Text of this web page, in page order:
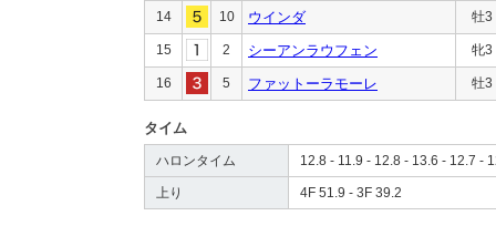
14 10 ウインダ 牡3
15 2 シーアンラウフェン 牝3
16 5 ファットーラモーレ 牡3
タイム
ハロンタイム 12.8 - 11.9 - 12.8 - 13.6 - 12.7 -
上り 4F 51.9 - 3F 39.2